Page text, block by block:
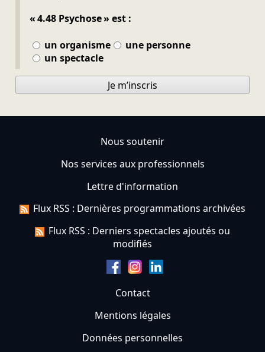
« 4.48 Psychose » est :
un organisme
une personne
un spectacle
Je m’inscris
Nous soutenir
Nos services aux professionnels
Lettre d'information
Flux RSS : Dernières programmations archivées
Flux RSS : Derniers spectacles ajoutés ou
modifiés
Contact
Mentions légales
Données personnelles